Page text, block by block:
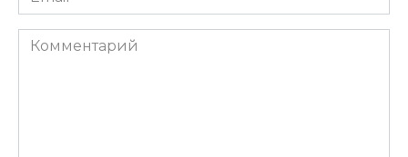
*
Комментарий